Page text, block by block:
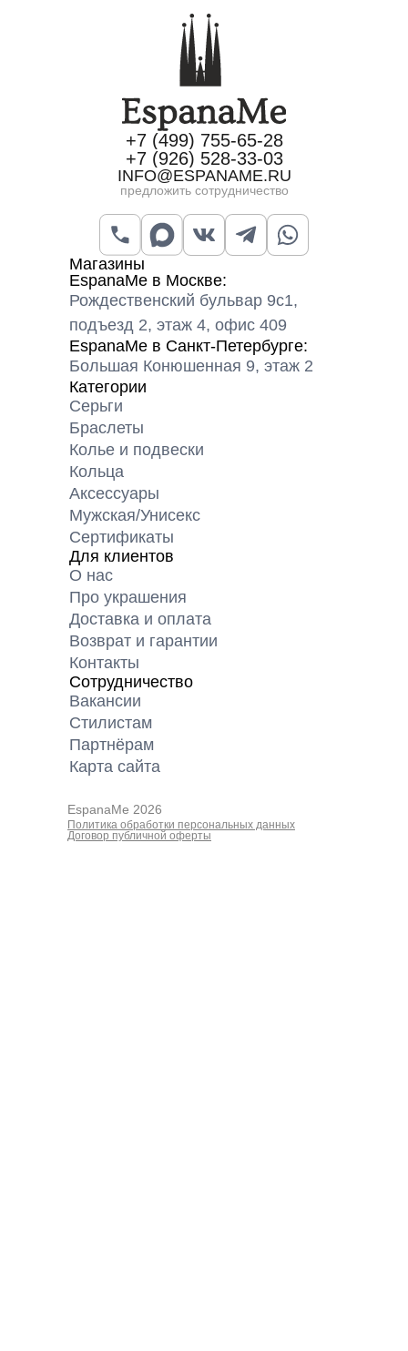
Магазины
EspanaMe в Москве:
Рождественский бульвар 9с1,
подъезд 2, этаж 4, офис 409
EspanaMe в Санкт-Петербурге:
Большая Конюшенная 9, этаж 2
Категории
Серьги
Браслеты
Колье и подвески
Кольца
Аксессуары
Мужская/Унисекс
Сертификаты
Для клиентов
О нас
Про украшения
Доставка и оплата
Возврат и гарантии
Контакты
Сотрудничество
Вакансии
Cтилистам
Партнёрам
Карта cайта
+7 (499) 755-65-28
+7 (926) 528-33-03
INFO@ESPANAME.RU
предложить сотрудничество
EspanaMe 2026
Политика обработки персональных данных
Договор публичной оферты